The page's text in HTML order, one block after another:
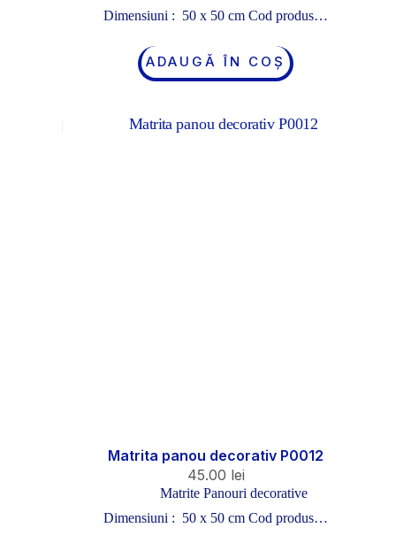
Dimensiuni : 50 x 50 cm Cod produs…
ADAUGĂ ÎN COȘ
Matrita panou decorativ P0012
45.00 lei
Matrite Panouri decorative
Dimensiuni : 50 x 50 cm Cod produs…